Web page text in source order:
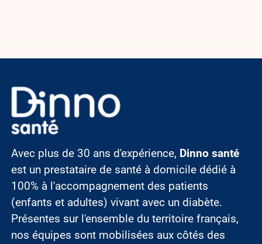
Image
Avec plus de 30 ans d'expérience, Dinno santé
est un prestataire de santé à domicile dédié à
100% à l'accompagnement des patients
(enfants et adultes) vivant avec un diabète.
Présentes sur l'ensemble du territoire français,
nos équipes sont mobilisées aux côtés des